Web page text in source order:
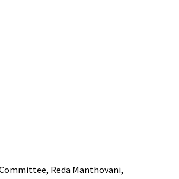
Reda Manthovani,